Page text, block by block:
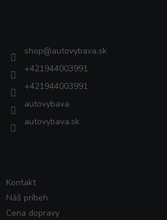
shop@autovybava.sk
+421944003991
+421944003991
autovybava
autovybava.sk
Kontakt
Náš príbeh
Cena dopravy